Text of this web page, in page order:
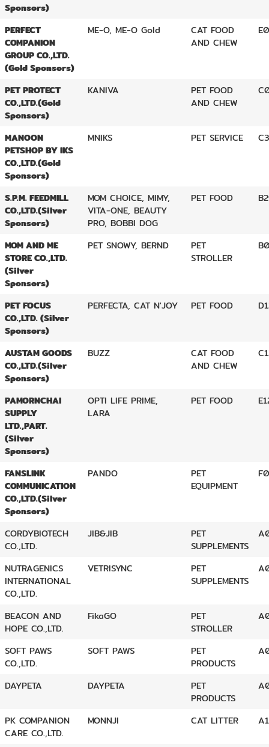
Sponsors)
PERFECT
COMPANION
GROUP CO.,LTD.
(Gold Sponsors)
ME-O, ME-O Gold
CAT FOOD
AND CHEW
PET PROTECT
CO.,LTD.(Gold
Sponsors)
KANIVA
PET FOOD
AND CHEW
MANOON
PETSHOP BY IKS
CO.,LTD.(Gold
Sponsors)
MNIKS PET SERVICE
S.P.M. FEEDMILL
CO.,LTD.(Silver
Sponsors)
MOM CHOICE, MIMY,
VITA-ONE, BEAUTY
PRO, BOBBI DOG
PET FOOD
MOM AND ME
STORE CO.,LTD.
(Silver
Sponsors)
PET SNOWY, BERND
PET
STROLLER
PET FOCUS
CO.,LTD. (Silver
Sponsors)
PERFECTA, CAT N'JOY PET FOOD
AUSTAM GOODS
CO.,LTD.(Silver
Sponsors)
BUZZ
CAT FOOD
AND CHEW
PAMORNCHAI
SUPPLY
LTD.,PART.
(Silver
Sponsors)
OPTI LIFE PRIME,
LARA
PET FOOD
FANSLINK
COMMUNICATION
CO.,LTD.(Silver
Sponsors)
PANDO
PET
EQUIPMENT
CORDYBIOTECH
CO.,LTD.
JIB&JIB
PET
SUPPLEMENTS
NUTRAGENICS
INTERNATIONAL
CO.,LTD.
VETRISYNC
PET
SUPPLEMENTS
BEACON AND
HOPE CO.,LTD.
FikaGO
PET
STROLLER
SOFT PAWS
CO.,LTD.
SOFT PAWS
PET
PRODUCTS
DAYPETA DAYPETA
PET
PRODUCTS
PK COMPANION
CARE CO.,LTD.
MONNJI CAT LITTER